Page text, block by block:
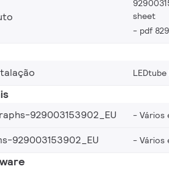
sheet
pdf
929003153902_EU Vários
929003153902_EU
Vários